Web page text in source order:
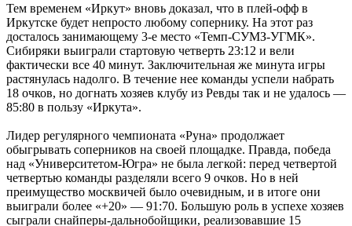
Тем временем «Иркут» вновь доказал, что в плей-офф в
Иркутске будет непросто любому сопернику. На этот раз
досталось занимающему 3-е место «Темп-СУМЗ-УГМК».
Сибиряки выиграли стартовую четверть 23:12 и вели
фактически все 40 минут. Заключительная же минута игры
растянулась надолго. В течение нее команды успели набрать
18 очков, но догнать хозяев клубу из Ревды так и не удалось —
85:80 в пользу «Иркута».
Лидер регулярного чемпионата «Руна» продолжает
обыгрывать соперников на своей площадке. Правда, победа
над «Университетом-Югра» не была легкой: перед четвертой
четвертью команды разделяли всего 9 очков. Но в ней
преимущество москвичей было очевидным, и в итоге они
выиграли более «+20» — 91:70. Большую роль в успехе хозяев
сыграли снайперы-дальнобойщики, реализовавшие 15